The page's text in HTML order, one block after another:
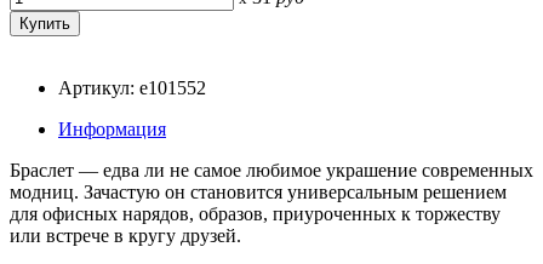
Артикул: e101552
Информация
Браслет — едва ли не самое любимое украшение современных
модниц. Зачастую он становится универсальным решением
для офисных нарядов, образов, приуроченных к торжеству
или встрече в кругу друзей.